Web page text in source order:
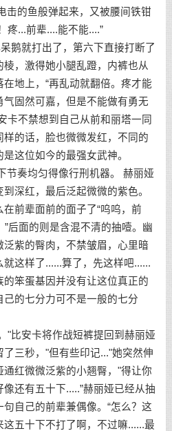
击的鱼般弹起来，又被腰间铁钳
疼...前辈....能不能....”
鹅就打出了，第六下直接打断了
，激得她小腿乱蹬，内裤也从
地上，“再乱动就翻倍。疼才能
固然可嘉，但是不能做有勇无
卡不禁想到自己从前和丽塔一同
的话，脸也微微发红，不同的
这位如今的最强女武神。
节奏均匀得像行刑机器。 赫丽娅
深红，最后泛起微微的紫色。
前辈面前的面子了“呜呜，前
后面的则是含混不清的抽噎。幽
紫的臀肉，不禁皱眉，心里暗
这样了......算了，先这样吧......
笨蛋基因并没有让这位真正的
的七分力可不是一般的七分
"比安卡将作战短裤提回到赫丽娅
三秒，"但有些印记..."她突然伸
红微微泛紫的小翘臀，"得让你
像还有五十下.....”赫丽娅已经从抽
自己的前辈兼偶像。“怎么？这
五十下不打了啊，不过嘛......最